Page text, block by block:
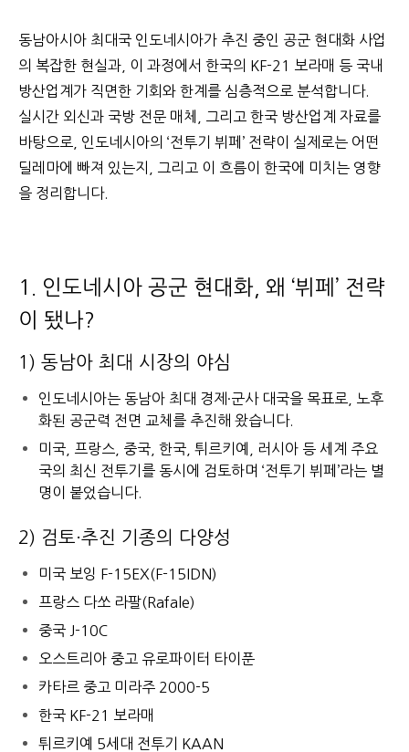
동남아시아 최대국 인도네시아가 추진 중인 공군 현대화 사업
의 복잡한 현실과, 이 과정에서 한국의 KF-21 보라매 등 국내
방산업계가 직면한 기회와 한계를 심층적으로 분석합니다.
실시간 외신과 국방 전문 매체, 그리고 한국 방산업계 자료를
바탕으로, 인도네시아의 ‘전투기 뷔페’ 전략이 실제로는 어떤
딜레마에 빠져 있는지, 그리고 이 흐름이 한국에 미치는 영향
을 정리합니다.
1. 인도네시아 공군 현대화, 왜 ‘뷔페’ 전략
이 됐나?
1) 동남아 최대 시장의 야심
인도네시아는 동남아 최대 경제·군사 대국을 목표로, 노후
화된 공군력 전면 교체를 추진해 왔습니다.
미국, 프랑스, 중국, 한국, 튀르키예, 러시아 등 세계 주요
국의 최신 전투기를 동시에 검토하며 ‘전투기 뷔페’라는 별
명이 붙었습니다.
2) 검토·추진 기종의 다양성
미국 보잉 F-15EX(F-15IDN)
프랑스 다쏘 라팔(Rafale)
중국 J-10C
오스트리아 중고 유로파이터 타이푼
카타르 중고 미라주 2000-5
한국 KF-21 보라매
튀르키예 5세대 전투기 KAAN